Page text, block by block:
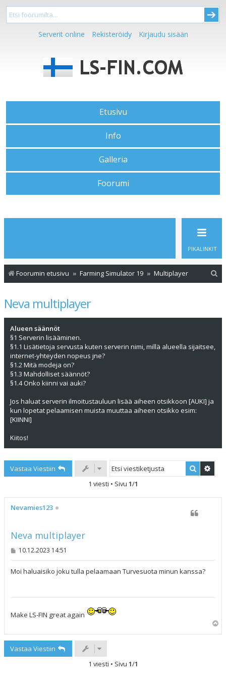
Serverit online Rekisteröidy Kirjaudu sisään
Etusivu
Info
Galleria
Foorumi
PIKALINKIT
Foorumin etusivu Farming Simulator 19 Multiplayer
Neva multiplayer
Alueen säännöt
§1 Serverin lisääminen.
§1.1 Lisätietoja servusta kuten serverin nimi, millä alueella sijaitsee,
internet-yhteyden nopeus jne?
§1.2 Mitä modeja on?
§1.3 Mahdolliset säännöt?
§1.4 Onko kiinni vai auki?
Jos haluat serverin ilmoitustauluun lisää aiheen otsikkoon [AUKI] ja
kun lopetat pelaamisen muista muuttaa aiheen otsikko esim:
[KIINNI]
Kiitos!
Vastaa Viestiin Etsi
1 viesti • Sivu 1/1
Nevamies123
Neva multiplayer
V
s
10.12.2023 14:51
Moi haluaisiko joku tulla pelaamaan Turvesuota minun kanssa?
Make LS-FIN great again
Vastaa Viestiin
1 viesti • Sivu 1/1